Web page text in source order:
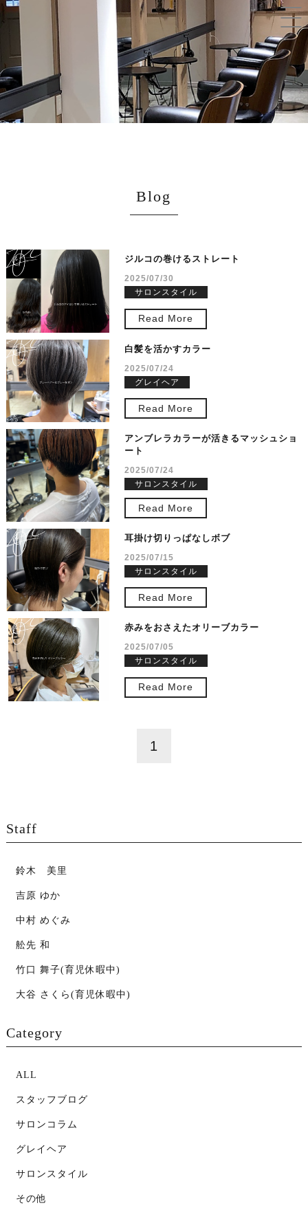
Blog
ジルコの巻けるストレート
2025/07/30
サロンスタイル
Read More
白髪を活かすカラー
2025/07/24
グレイヘア
Read More
アンブレラカラーが活きるマッシュショ
ート
2025/07/24
サロンスタイル
Read More
耳掛け切りっぱなしボブ
2025/07/15
サロンスタイル
Read More
赤みをおさえたオリーブカラー
2025/07/05
サロンスタイル
Read More
1
Staff
鈴木 美里
吉原 ゆか
中村 めぐみ
舩先 和
竹口 舞子(育児休暇中)
大谷 さくら(育児休暇中)
Category
ALL
スタッフブログ
サロンコラム
グレイヘア
サロンスタイル
その他